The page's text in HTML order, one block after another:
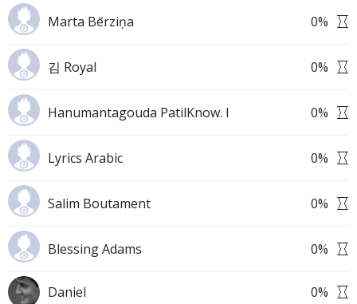
Marta Bērziņa 0%
김 Royal 0%
Hanumantagouda PatilKnow. I 0%
Lyrics Arabic 0%
Salim Boutament 0%
Blessing Adams 0%
Daniel 0%